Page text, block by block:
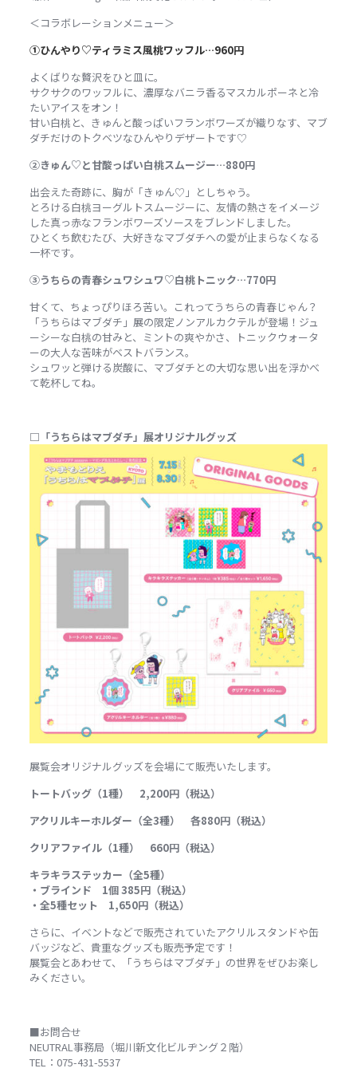
＜コラボレーションメニュー＞
①ひんやり♡ティラミス風桃ワッフル…960円
よくばりな贅沢をひと皿に。
サクサクのワッフルに、濃厚なバニラ香るマスカルポーネと冷
たいアイスをオン！
甘い白桃と、きゅんと酸っぱいフランボワーズが織りなす、マブ
ダチだけのトクベツなひんやりデザートです♡
②きゅん♡と甘酸っぱい白桃スムージー…880円
出会えた奇跡に、胸が「きゅん♡」としちゃう。
とろける白桃ヨーグルトスムージーに、友情の熱さをイメージ
した真っ赤なフランボワーズソースをブレンドしました。
ひとくち飲むたび、大好きなマブダチへの愛が止まらなくなる
一杯です。
③うちらの青春シュワシュワ♡白桃トニック…770円
甘くて、ちょっぴりほろ苦い。これってうちらの青春じゃん？
「うちらはマブダチ」展の限定ノンアルカクテルが登場！ジュ
ーシーな白桃の甘みと、ミントの爽やかさ、トニックウォータ
ーの大人な苦味がベストバランス。
シュワッと弾ける炭酸に、マブダチとの大切な思い出を浮かべ
て乾杯してね。
□「うちらはマブダチ」展オリジナルグッズ
展覧会オリジナルグッズを会場にて販売いたします。
トートバッグ（1種） 2,200円（税込）
アクリルキーホルダー（全3種） 各880円（税込）
クリアファイル（1種） 660円（税込）
キラキラステッカー（全5種）
・ブラインド 1個 385円（税込）
・全5種セット 1,650円（税込）
さらに、イベントなどで販売されていたアクリルスタンドや缶
バッジなど、貴重なグッズも販売予定です！
展覧会とあわせて、「うちらはマブダチ」の世界をぜひお楽し
みください。
■お問合せ
NEUTRAL事務局（堀川新文化ビルヂング２階）
TEL：075-431-5537